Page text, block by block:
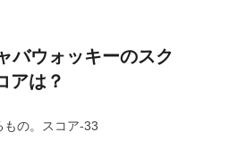
バウォッキーのスク
アは？
の。スコア-33